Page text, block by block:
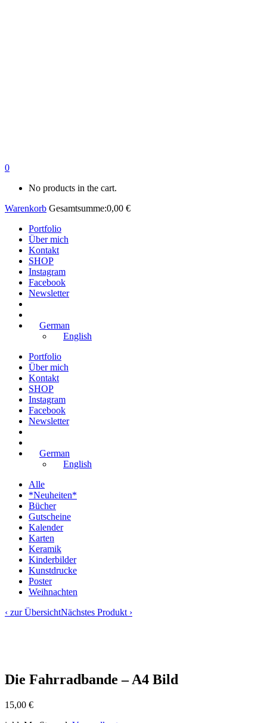
0
No products in the cart.
Warenkorb Gesamtsumme:0,00 €
Portfolio
Über mich
Kontakt
SHOP
Instagram
Facebook
Newsletter
German
English
Portfolio
Über mich
Kontakt
SHOP
Instagram
Facebook
Newsletter
German
English
Alle
*Neuheiten*
Bücher
Gutscheine
Kalender
Karten
Keramik
Kinderbilder
Kunstdrucke
Poster
Weihnachten
‹ zur ÜbersichtNächstes Produkt ›
Die Fahrradbande – A4 Bild
15,00 €